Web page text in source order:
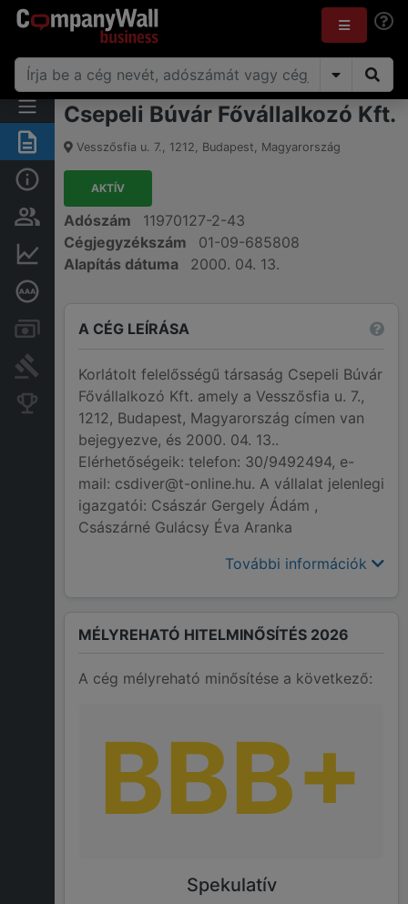
Összegzés
Alap információk
Személyek és tulajdonjog
Pénzügyi információk
Számlák és zárolások
Bírósági eljárások
Konkurens cégek
Csepeli Búvár Fővállalkozó Kft.
Vesszősfia u. 7., 1212, Budapest, Magyarország
AKTÍV
Adószám
11970127-2-43
Cégjegyzékszám
01-09-685808
Alapítás dátuma
2000. 04. 13.
A CÉG LEÍRÁSA
Korlátolt felelősségű társaság Csepeli Búvár
Fővállalkozó Kft. amely a Vesszősfia u. 7.,
1212, Budapest, Magyarország címen van
bejegyezve, és 2000. 04. 13..
Elérhetőségeik: telefon: 30/9492494, e-
mail: csdiver@t-online.hu. A vállalat jelenlegi
igazgatói: Császár Gergely Ádám ,
Császárné Gulácsy Éva Aranka
További információk
MÉLYREHATÓ HITELMINŐSÍTÉS 2026
A cég mélyreható minősítése a következő:
BBB+
Spekulatív